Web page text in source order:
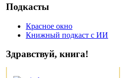
Подкасты
Красное окно
Книжный подкаст с ИИ
Здравствуй, книга!